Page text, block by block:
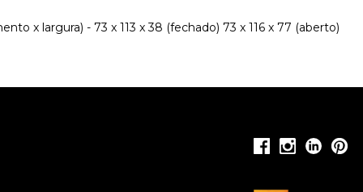
x largura) - 73 x 113 x 38 (fechado) 73 x 116 x 77 (aberto)